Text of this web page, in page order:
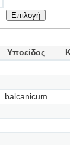
Υποείδος
balcanicum